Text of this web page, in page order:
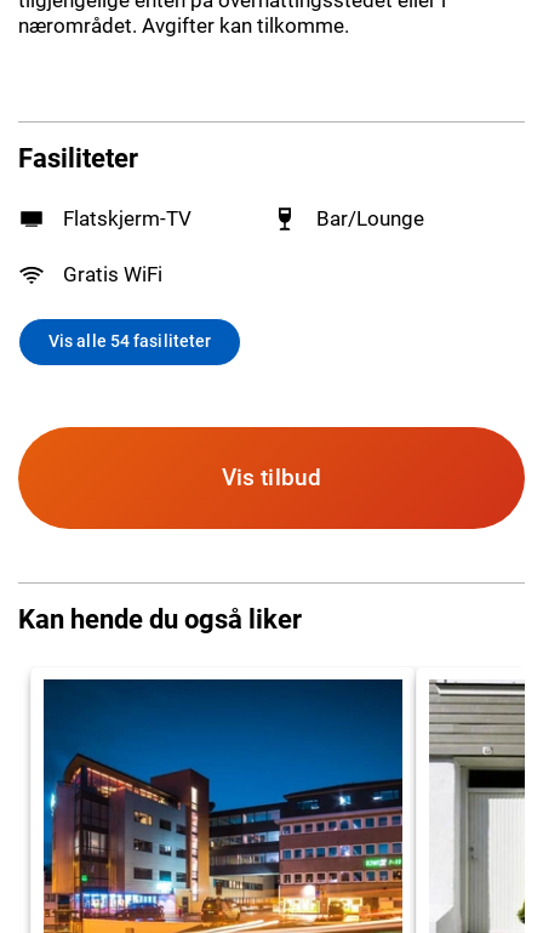
nærområdet. Avgifter kan tilkomme.
Fasiliteter
Flatskjerm-TV Bar/Lounge
Gratis WiFi
Vis alle 54 fasiliteter
Vis tilbud
Kan hende du også liker